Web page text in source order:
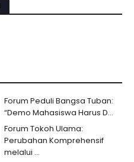
Forum Peduli Bangsa Tuban:
“Demo Mahasiswa Harus D...
Forum Tokoh Ulama:
Perubahan Komprehensif
melalui ...